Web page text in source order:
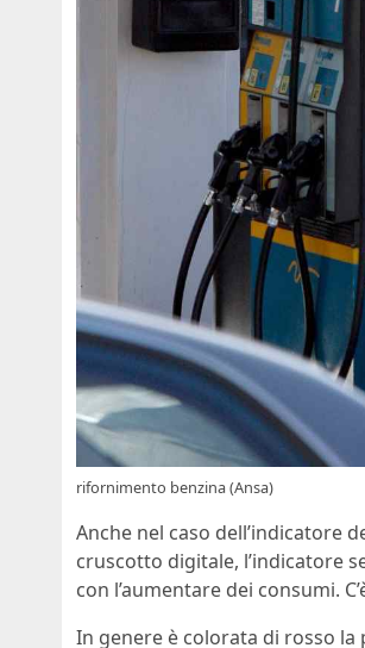
rifornimento benzina (Ansa)
Anche nel caso dell’indicatore
cruscotto digitale, l’indicatore
con l’aumentare dei consumi.
In genere è colorata di rosso la